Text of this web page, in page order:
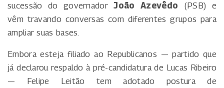
sucessão do governadorJoão Azevêdo (PSB) e
vêm travando conversas com diferentes grupos para
ampliar suas bases.
Embora esteja filiado ao Republicanos — partido que
já declarou respaldo à pré-candidatura de Lucas Ribeiro
— Felipe Leitão tem adotado postura de